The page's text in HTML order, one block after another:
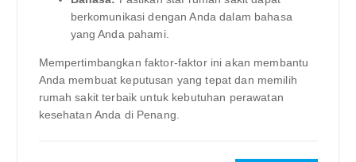
berkomunikasi dengan Anda dalam bahasa
yang Anda pahami.
Mempertimbangkan faktor-faktor ini akan membantu
Anda membuat keputusan yang tepat dan memilih
rumah sakit terbaik untuk kebutuhan perawatan
kesehatan Anda di Penang.